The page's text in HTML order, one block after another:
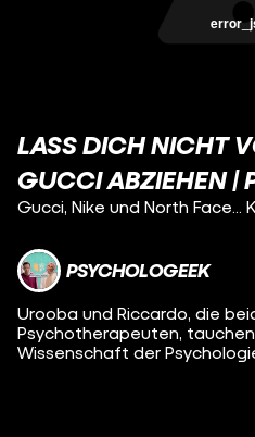
LASS DICH NICHT
GUCCI ABZIEHEN |
PSYCHOLOGEEK
Urooba und Riccardo, die
Psychotherapeuten,
Wissenschaft der